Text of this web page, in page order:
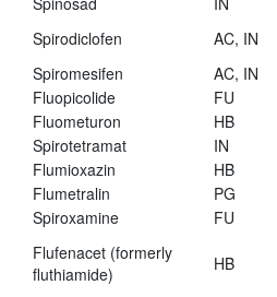
Spirodiclofen
AC, IN
Spiromesifen
AC, IN
Fluopicolide
FU
Fluometuron
HB
Spirotetramat
IN
Flumioxazin
HB
Flumetralin
PG
Spiroxamine
FU
Flufenacet (formerly
fluthiamide)
HB